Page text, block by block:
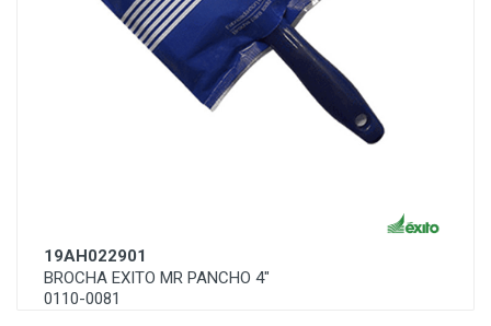
19AH022901
BROCHA EXITO MR PANCHO 4"
0110-0081